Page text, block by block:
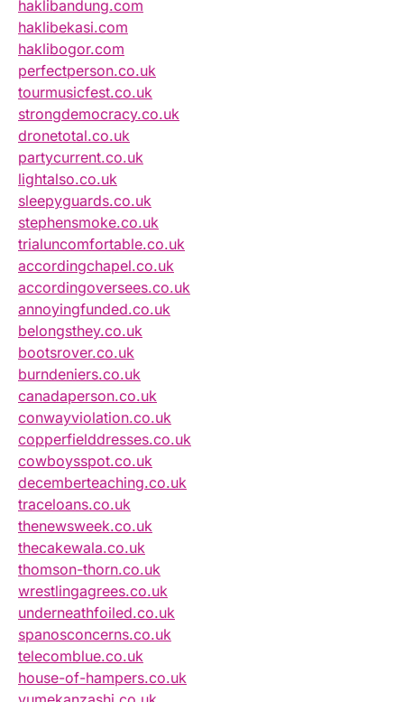
haklibandung.com
haklibekasi.com
haklibogor.com
perfectperson.co.uk
tourmusicfest.co.uk
strongdemocracy.co.uk
dronetotal.co.uk
partycurrent.co.uk
lightalso.co.uk
sleepyguards.co.uk
stephensmoke.co.uk
trialuncomfortable.co.uk
accordingchapel.co.uk
accordingoversees.co.uk
annoyingfunded.co.uk
belongsthey.co.uk
bootsrover.co.uk
burndeniers.co.uk
canadaperson.co.uk
conwayviolation.co.uk
copperfielddresses.co.uk
cowboysspot.co.uk
decemberteaching.co.uk
traceloans.co.uk
thenewsweek.co.uk
thecakewala.co.uk
thomson-thorn.co.uk
wrestlingagrees.co.uk
underneathfoiled.co.uk
spanosconcerns.co.uk
telecomblue.co.uk
house-of-hampers.co.uk